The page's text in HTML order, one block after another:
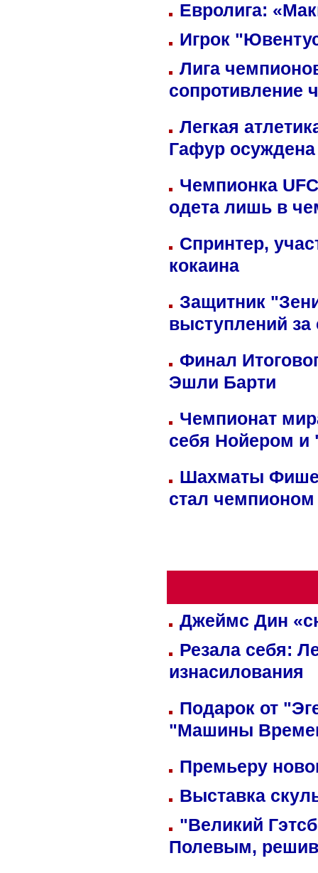
Евролига:
Игрок
Лига
сопротивление
Легкая
Гафур осуждена
Чемпионка
одета лишь в
Спринтер,
кокаина
Защитник
выступлений
Финал
Эшли Барти
Чемпионат
себя Нойером и
Шахматы
стал
Джеймс Дин
Резала себя:
изнасилования
Подарок от
"Машины
Премьеру
Выставка
"Великий
Полевым,